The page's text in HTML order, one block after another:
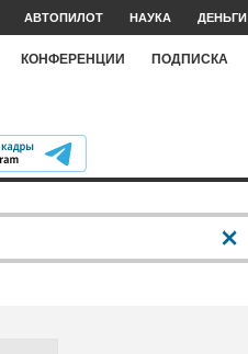
АВТОПИЛОТ НАУКА ДЕНЬГИ
КОНФЕРЕНЦИИ ПОДПИСКА